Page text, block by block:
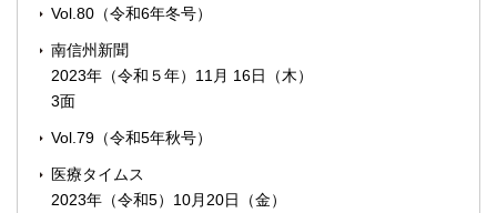
Vol.80（令和6年冬号）
南信州新聞
2023年（令和５年）11月 16日（木）
3面
Vol.79（令和5年秋号）
医療タイムス
2023年（令和5）10月20日（金）